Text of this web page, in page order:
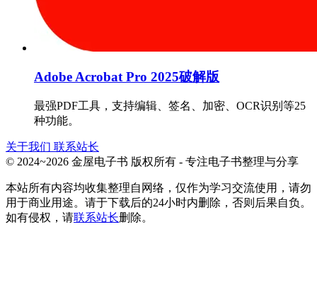
Adobe Acrobat Pro 2025破解版
最强PDF工具，支持编辑、签名、加密、OCR识别等25
种功能。
关于我们 联系站长
© 2024~2026 金屋电子书 版权所有 - 专注电子书整理与分享
本站所有内容均收集整理自网络，仅作为学习交流使用，请勿
用于商业用途。请于下载后的24小时内删除，否则后果自负。
如有侵权，请联系站长删除。